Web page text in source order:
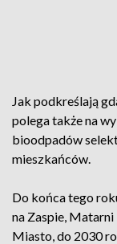
Jak podkreślają
polega także na
bioodpadów
mieszkańców.
Do końca tego
na Zaspie,
Miasto, do 2030